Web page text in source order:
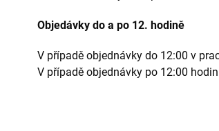
Objedávky do a po 12. hodině
V případě objednávky do 12:00 v
V případě objednávky po 12:00